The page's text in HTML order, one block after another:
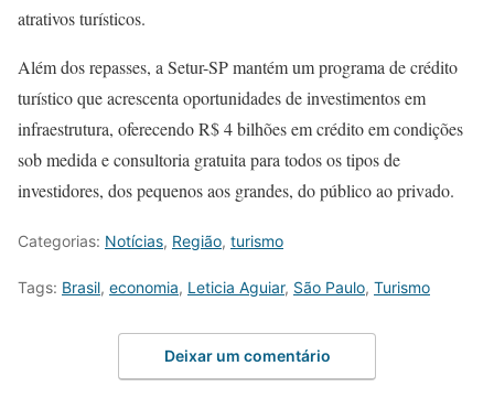
atrativos turísticos.
Além dos repasses, a Setur-SP mantém um programa de crédito
turístico que acrescenta oportunidades de investimentos em
infraestrutura, oferecendo R$ 4 bilhões em crédito em condições
sob medida e consultoria gratuita para todos os tipos de
investidores, dos pequenos aos grandes, do público ao privado.
Categorias: Notícias, Região, turismo
Tags: Brasil, economia, Leticia Aguiar, São Paulo, Turismo
Deixar um comentário